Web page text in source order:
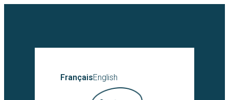
FrançaisEnglish